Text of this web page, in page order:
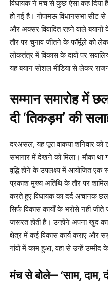
विधायक ने मंच से कुछ ऐसा कह दिया
हो गई है। गोपामऊ विधानसभा सीट
और अक्सर विवादित रहने वाले
तौर पर चुनाव जीतने के फॉर्मूले को
लोकतंत्र में विकास के दावों पर
यह बयान सोशल मीडिया से लेकर
सम्मान समारोह में
दी ‘तिकड़म’ की
दरअसल, यह पूरा वाकया शनिवार को
सभागार में देखने को मिला। मौका था
वृद्धि होने के उपलक्ष्य में आयोजित एक
प्रकाश मुख्य अतिथि के तौर पर
करते हुए विधायक का दर्द अचानक
सिर्फ विकास कार्यों के भरोसे नहीं
जरूरत होती है। उन्होंने अपना खुद
क्षेत्र में कई विकास कार्य कराए और
गांवों में काम हुआ, वहां से उन्हें उम्मीद
मंच से बोले— ‘साम,